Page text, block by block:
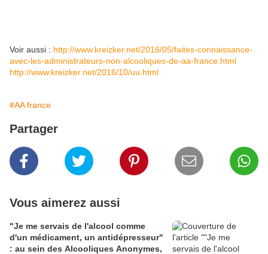
Voir aussi : http://www.kreizker.net/2016/05/faites-connaissance-
avec-les-administrateurs-non-alcooliques-de-aa-france.html
http://www.kreizker.net/2016/10/uu.html
#AA france
Partager
Vous aimerez aussi
"Je me servais de l'alcool comme
d'un médicament, un antidépresseur"
: au sein des Alcooliques Anonymes,